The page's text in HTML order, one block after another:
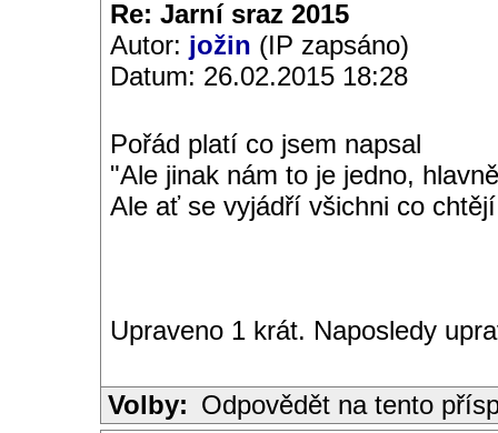
Re: Jarní sraz 2015
Autor: jožin (IP zapsáno)
Datum: 26.02.2015 18:28
Pořád platí co jsem napsal
"Ale jinak nám to je jedno,
Ale ať se vyjádří všichni co
Upraveno 1 krát. Naposledy
Volby: Odpovědět na tento